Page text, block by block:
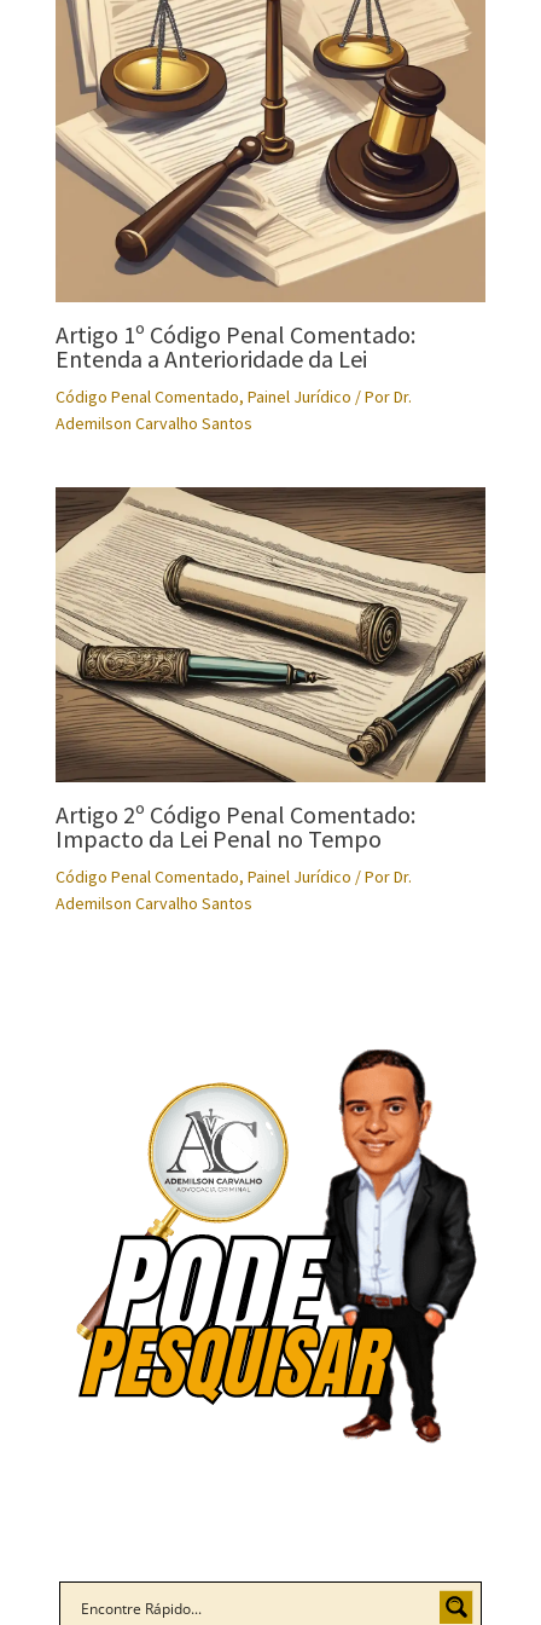
Artigo 1º Código Penal Comentado:
Entenda a Anterioridade da Lei
Código Penal Comentado, Painel Jurídico / PorDr.
Ademilson Carvalho Santos
Artigo 2º Código Penal Comentado:
Impacto da Lei Penal no Tempo
Código Penal Comentado, Painel Jurídico / PorDr.
Ademilson Carvalho Santos